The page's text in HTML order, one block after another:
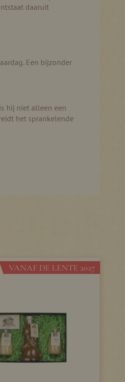
daaruit
Een bijzonder
hij niet alleen een
het sprankelende
VANAF DE LENTE 2027